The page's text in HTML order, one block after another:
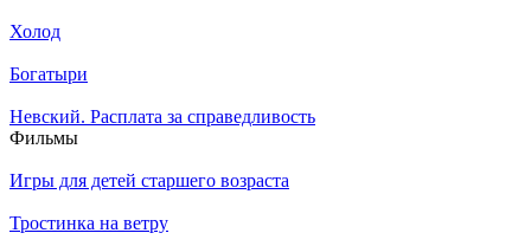
Холод
Богатыри
Невский. Расплата за справедливость
Филь­мы
Игры для детей старшего возраста
Тростинка на ветру